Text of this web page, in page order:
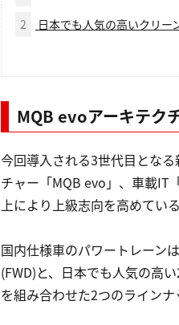
2
日本でも人気の高いクリー
MQB evoアーキテク
今回導入される3世代目とな
チャー「MQB evo」、車載IT
上により上級志向を高めてい
国内仕様車のパワートレーン
(FWD)と、日本でも人気の高
を組み合わせた2つのラインナ